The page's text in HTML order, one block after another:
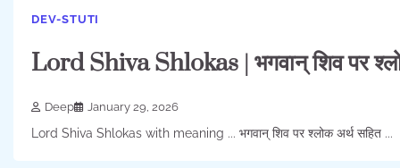
DEV-STUTI
Lord Shiva Shlokas | भगवान् शिव पर
Deep January 29, 2026
Lord Shiva Shlokas with meaning ... भगवान् शिव पर श्लोक अर्थ सहित ...